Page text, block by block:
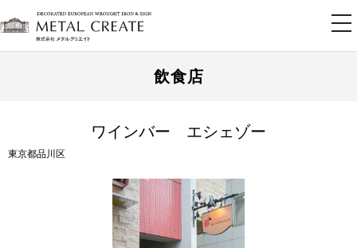
飲食店
ワインバー エシェゾー
東京都品川区